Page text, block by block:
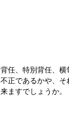
背任、特別背任、
不正であるかや、
来ますでしょうか。